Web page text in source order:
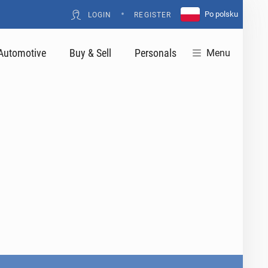
LOGIN • REGISTER Po polsku
Buy & Sell Personals Menu